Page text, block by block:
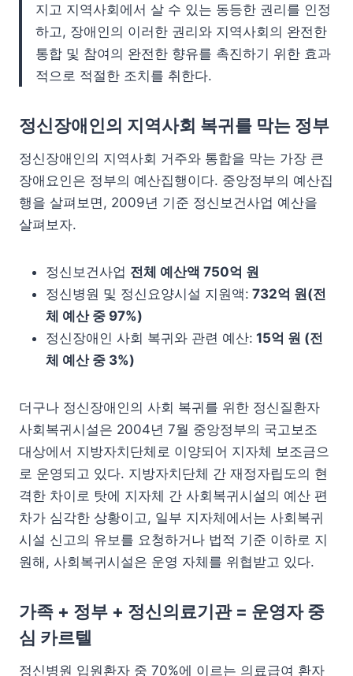
지고 지역사회에서 살 수 있는 동등한 권리를 인정
하고, 장애인의 이러한 권리와 지역사회의 완전한
통합 및 참여의 완전한 향유를 촉진하기 위한 효과
적으로 적절한 조치를 취한다.
정신장애인의 지역사회 복귀를 막는 정부
정신장애인의 지역사회 거주와 통합을 막는 가장 큰
장애요인은 정부의 예산집행이다. 중앙정부의 예산집
행을 살펴보면, 2009년 기준 정신보건사업 예산을
살펴보자.
정신보건사업 전체 예산액 750억 원
정신병원 및 정신요양시설 지원액: 732억 원(전
체 예산 중 97%)
정신장애인 사회 복귀와 관련 예산: 15억 원 (전
체 예산 중 3%)
더구나 정신장애인의 사회 복귀를 위한 정신질환자
사회복귀시설은 2004년 7월 중앙정부의 국고보조
대상에서 지방자치단체로 이양되어 지자체 보조금으
로 운영되고 있다. 지방자치단체 간 재정자립도의 현
격한 차이로 탓에 지자체 간 사회복귀시설의 예산 편
차가 심각한 상황이고, 일부 지자체에서는 사회복귀
시설 신고의 유보를 요청하거나 법적 기준 이하로 지
원해, 사회복귀시설은 운영 자체를 위협받고 있다.
가족 + 정부 + 정신의료기관 = 운영자 중
심 카르텔
정신병원 입원환자 중 70%에 이르는 의료급여 환자